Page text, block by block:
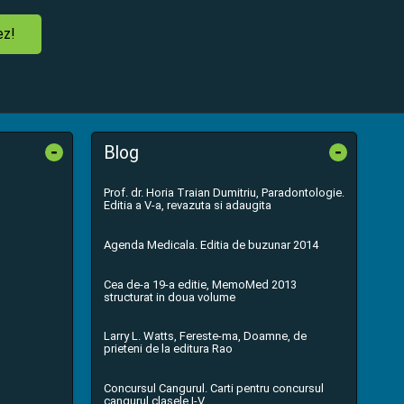
- Blog -
Prof. dr. Horia Traian Dumitriu, Paradontologie.
Editia a V-a, revazuta si adaugita
Agenda Medicala. Editia de buzunar 2014
Cea de-a 19-a editie, MemoMed 2013
structurat in doua volume
Larry L. Watts, Fereste-ma, Doamne, de
prieteni de la editura Rao
Concursul Cangurul. Carti pentru concursul
cangurul clasele I-V